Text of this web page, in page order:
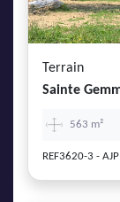
Terrain
Sainte
563 m²
REF3620-3 -